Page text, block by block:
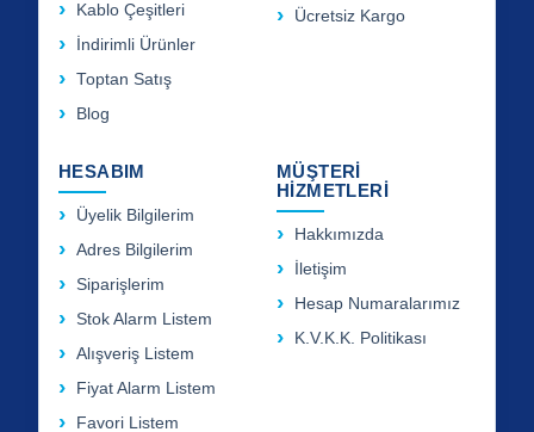
Kablo Çeşitleri
İndirimli Ürünler
Toptan Satış
Blog
Ücretsiz Kargo
HESABIM
Üyelik Bilgilerim
Adres Bilgilerim
Siparişlerim
Stok Alarm Listem
Alışveriş Listem
Fiyat Alarm Listem
Favori Listem
MÜŞTERİ
HİZMETLERİ
Hakkımızda
İletişim
Hesap Numaralarımız
K.V.K.K. Politikası